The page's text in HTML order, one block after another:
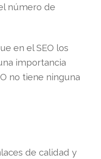
número de
en el SEO los
importancia
no tiene ninguna
de calidad y